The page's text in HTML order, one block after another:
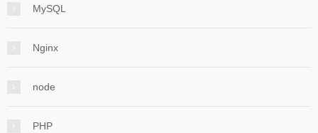
MySQL
Nginx
node
PHP